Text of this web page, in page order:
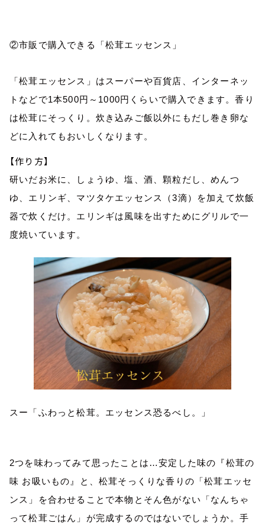
②市販で購入できる「松茸エッセンス」
「松茸エッセンス」はスーパーや百貨店、インターネッ
トなどで1本500円～ 1000円くらいで購入できます。香り
は松茸にそっくり。炊き込みご飯以外にもだし巻き卵な
どに入れてもおいしくなります。
【作り方】
研いだお米に、しょうゆ、塩、酒、顆粒だし、めんつ
ゆ、エリンギ、マツタケエッセンス（3滴）を加えて炊飯
器で炊くだけ。エリンギは風味を出すためにグリルで一
度焼いています。
スー「ふわっと松茸。エッセンス恐るべし。」
2つを味わってみて思ったことは…安定した味の『松茸の
味 お吸いもの』と、松茸そっくりな香りの「松茸エッセ
ンス」を合わせることで本物とそん色がない「なんちゃ
って松茸ごはん」が完成するのではないでしょうか。手